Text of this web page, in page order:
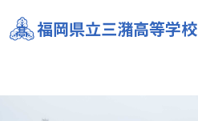
福岡県立三潴高等学校